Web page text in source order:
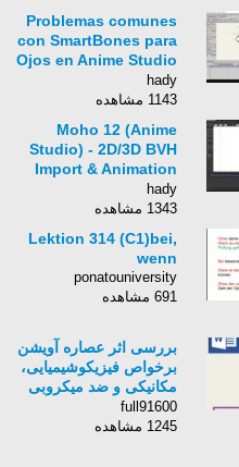
Problemas comunes
con SmartBones para
Ojos en Anime Studio
[Video Respuesta]
hady
1143 مشاهده
Moho 12 (Anime
Studio) - 2D/3D BVH
Import & Animation
tool
hady
1343 مشاهده
Lektion 314 (C1)bei,
wenn
ponatouniversity
691 مشاهده
بررسی اثر عصاره آویشن
برخواص فیزیکوشیمیایی،
مکانیکی و ضد میکروبی
فیلم خوراکی نشاسته
ساگو
full91600
1245 مشاهده